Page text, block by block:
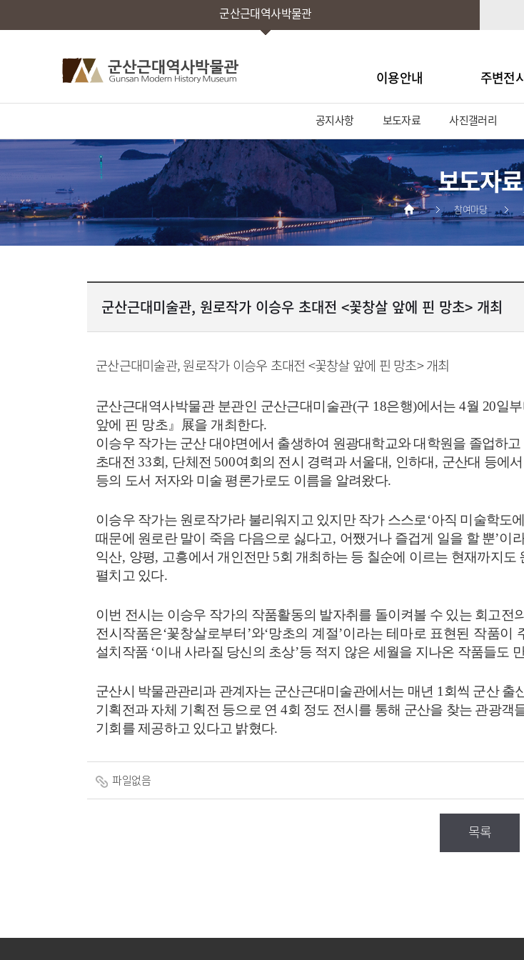
군산근대역사박물관
이용안내 주변전
공지사항 보도자료 사진갤러리
보도자료
참여마당
군산근대미술관, 원로작가 이승우 초대전 <꽃창살 앞에 핀 망초> 개최
군산근대미술관, 원로작가 이승우 초대전 <꽃창살 앞에 핀 망초> 개최
군산근대역사박물관 분관인 군산근대미술관(구 18은행)에서는4월 20일부
앞에 핀 망초 』 展을 개최한다.
이승우 작가는 군산 대야면에서 출생하여 원광대학교와 대학원을 졸업하
초대전 33회 , 단체전 500여회의 전시 경력과 서울대, 인하대 , 군산대 등에서
등의 도서 저자와 미술 평론가로도 이름을 알려왔다.
이승우 작가는 원로작가라 불리워지고 있지만 작가 스스로‘아직 미술학도
때문에 원로란 말이 죽음 다음으로 싫다고, 어쨌거나 즐겁게 일을 할 뿐’이
익산, 양평, 고흥에서 개인전만 5회 개최하는 등 칠순에 이르는 현재까지
펼치고 있다.
이번 전시는 이승우 작가의 작품활동의 발자취를 돌이켜볼 수 있는 회고전
전시작품은‘꽃창살로부터 ’와‘망초의 계절’이라는 테마로 표현된 작품이
설치작품 ‘이내 사라질 당신의 초상’등 적지 않은 세월을 지나온 작품들도
군산시 박물관관리과 관계자는 군산근대미술관에서는 매년 1 회씩 군산 출
기획전과 자체 기획전 등으로 연 4회 정도 전시를 통해 군산을 찾는 관광객
기회를 제공하고 있다고 밝혔다.
파일없음
목록